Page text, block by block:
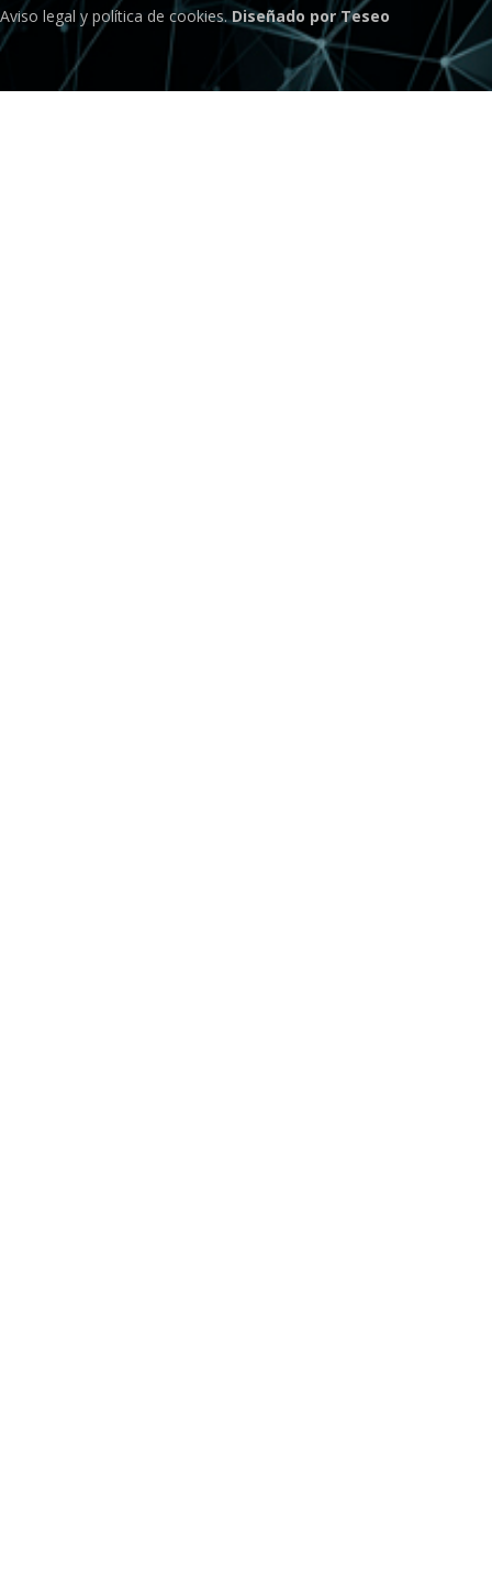
Aviso legal y política de cookies.Diseñado por Teseo